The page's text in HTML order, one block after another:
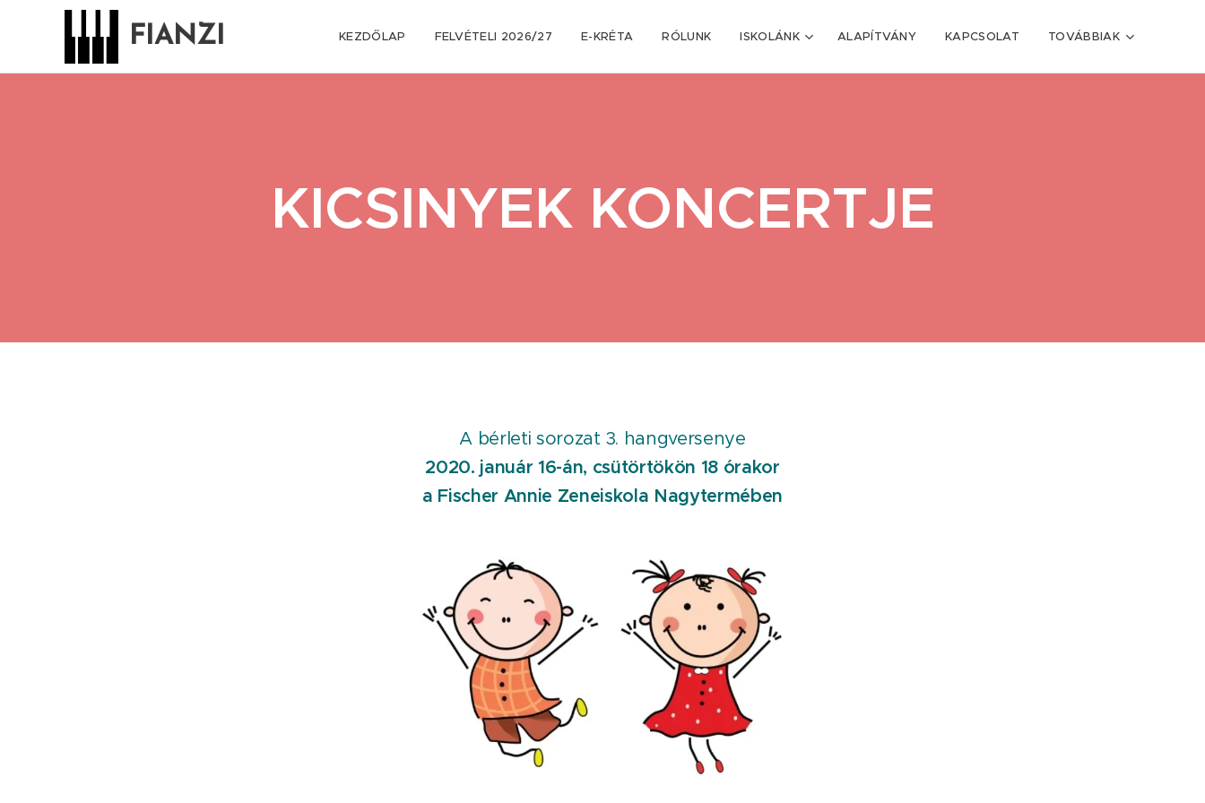
FIANZI KEZDŐLAP FELVÉTELI 2026/27 E-KRÉTA RÓLUNK ISKOLÁNK ALAPÍTVÁNY KAPCSOLAT TOVÁBBIAK
KICSINYEK KONCERTJE
A bérleti sorozat 3. hangversenye
2020. január 16-án, csütörtökön 18 órakor
a Fischer Annie Zeneiskola Nagytermében